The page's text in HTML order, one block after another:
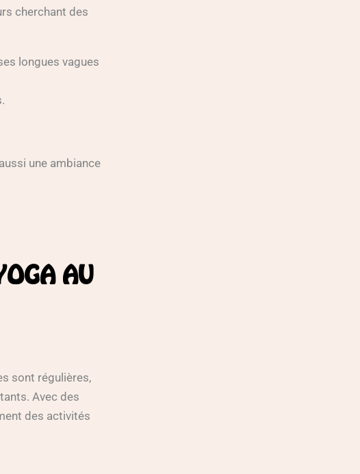
cherchant des
une ambiance
AU
sont régulières,
Avec des
des activités